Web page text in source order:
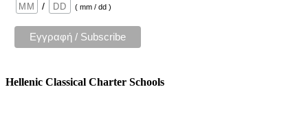
/
( mm / dd )
Hellenic Classical Charter Schools